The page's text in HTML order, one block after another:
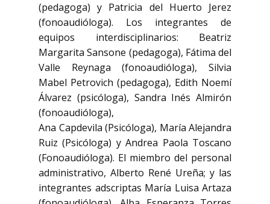
(pedagoga) y Patricia del Huerto Jerez
(fonoaudióloga). Los integrantes de
equipos interdisciplinarios: Beatriz
Margarita Sansone (pedagoga), Fátima del
Valle Reynaga (fonoaudióloga), Silvia
Mabel Petrovich (pedagoga), Edith Noemí
Álvarez (psicóloga), Sandra Inés Almirón
(fonoaudióloga),
Ana Capdevila (Psicóloga), María Alejandra
Ruiz (Psicóloga) y Andrea Paola Toscano
(Fonoaudióloga). El miembro del personal
administrativo, Alberto René Ureña; y las
integrantes adscriptas María Luisa Artaza